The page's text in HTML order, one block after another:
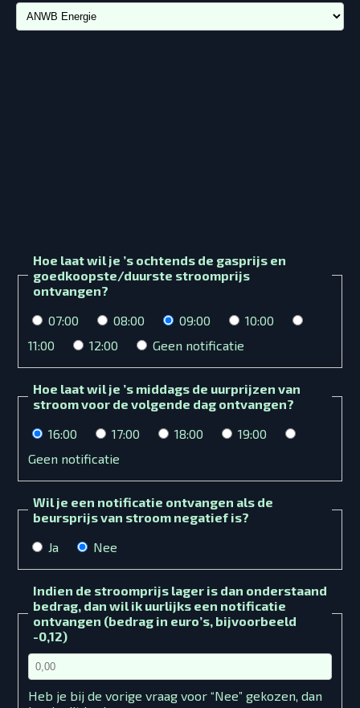
Hoe laat wil je ’s ochtends de gasprijs en
goedkoopste/duurste stroomprijs
ontvangen?
07:00
08:00 09:00
10:00
11:00
12:00 Geen notificatie
Hoe laat wil je ’s middags de uurprijzen van
stroom voor de volgende dag ontvangen?
16:00
17:00 18:00
19:00
Geen notificatie
Wil je een notificatie ontvangen als de
beursprijs van stroom negatief is?
Ja
Nee
Indien de stroomprijs lager is dan onderstaand
bedrag, dan wil ik uurlijks een notificatie
ontvangen (bedrag in euro’s, bijvoorbeeld
-0,12)
Heb je bij de vorige vraag voor “Nee” gekozen, dan